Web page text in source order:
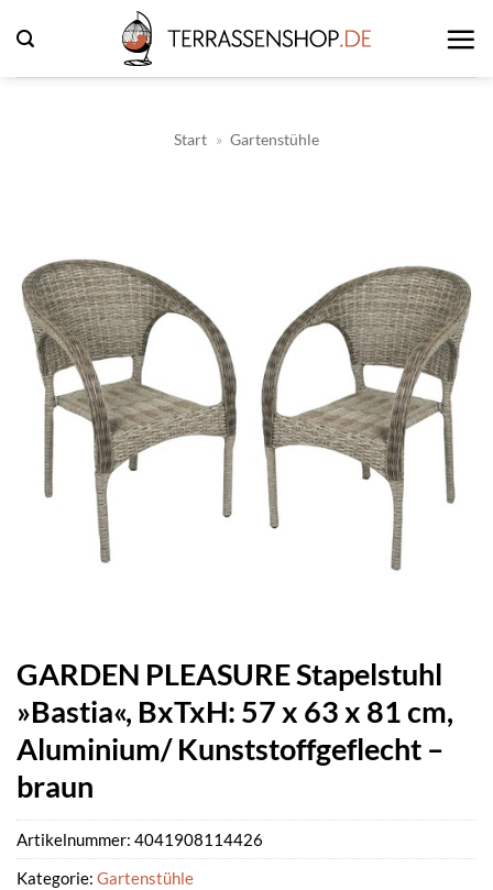
Inhalt
springen
Start » Gartenstühle
GARDEN PLEASURE Stapelstuhl
»Bastia«, BxTxH: 57 x 63 x 81 cm,
Aluminium/ Kunststoffgeflecht –
braun
Artikelnummer: 4041908114426
Kategorie: Gartenstühle